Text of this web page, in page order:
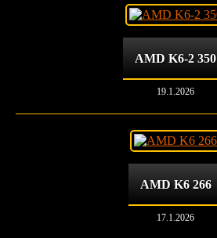
AMD K6-2 350
19.1.2026
AMD K6 266
17.1.2026